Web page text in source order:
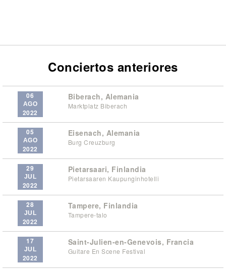
Conciertos anteriores
06
AGO
2022
Biberach, Alemania
Marktplatz Biberach
05
AGO
2022
Eisenach, Alemania
Burg Creuzburg
29
JUL
2022
Pietarsaari, Finlandia
Pietarsaaren Kaupunginhotelli
28
JUL
2022
Tampere, Finlandia
Tampere-talo
17
JUL
2022
Saint-Julien-en-Genevois, Francia
Guitare En Scene Festival